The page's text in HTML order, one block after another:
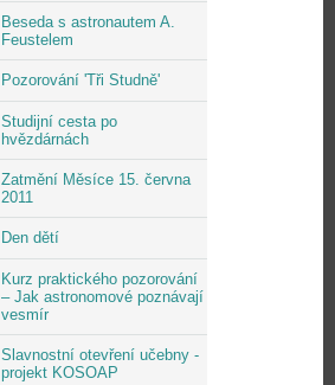
Beseda s astronautem A.
Feustelem
Pozorování 'Tři Studně'
Studijní cesta po
hvězdárnách
Zatmění Měsíce 15. června
2011
Den dětí
Kurz praktického pozorování
– Jak astronomové poznávají
vesmír
Slavnostní otevření učebny -
projekt KOSOAP